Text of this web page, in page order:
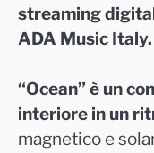
streaming
ADA Music Italy.
“Ocean” è un
interiore in un
magnetico e